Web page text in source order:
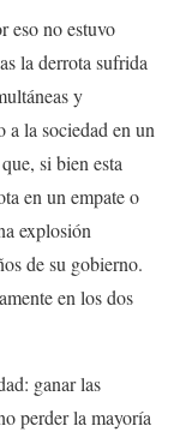
eso no estuvo
la derrota sufrida
y
la sociedad en un
si bien esta
en un empate o
explosión
de su gobierno.
en los dos
ganar las
perder la mayoría